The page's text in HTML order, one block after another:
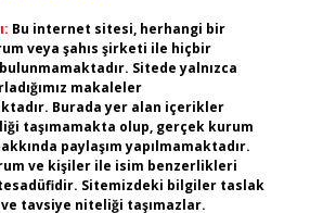
Bu internet sitesi, herhangi bir
veya şahıs şirketi ile hiçbir
Sitede yalnızca
makaleler
Burada yer alan içerikler
taşımamakta olup, gerçek kurum
paylaşım yapılmamaktadır.
ve kişiler ile isim benzerlikleri
Sitemizdeki bilgiler taslak
tavsiye niteliği taşımazlar.